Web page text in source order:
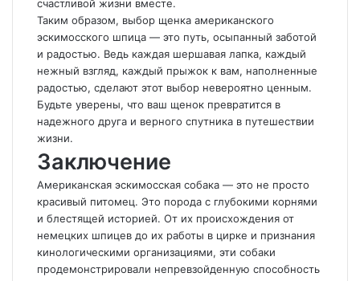
счастливой жизни вместе.
Таким образом, выбор щенка американского
эскимосского шпица — это путь, осыпанный заботой
и радостью. Ведь каждая шершавая лапка, каждый
нежный взгляд, каждый прыжок к вам, наполненные
радостью, сделают этот выбор невероятно ценным.
Будьте уверены, что ваш щенок превратится в
надежного друга и верного спутника в путешествии
жизни.
Заключение
Американская эскимосская собака — это не просто
красивый питомец. Это порода с глубокими корнями
и блестящей историей. От их происхождения от
немецких шпицев до их работы в цирке и признания
кинологическими организациями, эти собаки
продемонстрировали непревзойденную способность